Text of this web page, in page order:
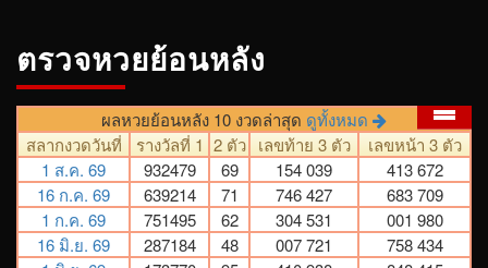
ตรวจหวยย้อนหลัง